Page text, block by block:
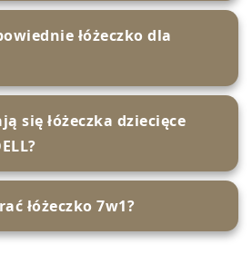
łóżeczko dla
się łóżeczka dziecięce
łóżeczko 7w1?